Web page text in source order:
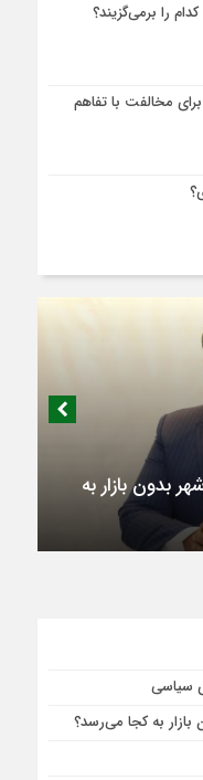
را برمی‌گزیند؟
مخالفت با تفاهم
بدون بازار به
سیاسی
به کجا می‌رسد؟